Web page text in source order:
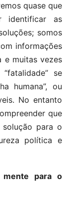
quase que
identificar as
somos
informações
e muitas vezes
se
humana”, ou
No entanto
que
para o
política e
mente para o